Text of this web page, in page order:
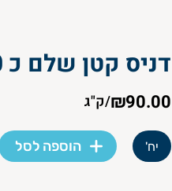
דניס קטן שלם כ 450 גרם
₪90.00
/ק"ג
יח' הוספה לסל